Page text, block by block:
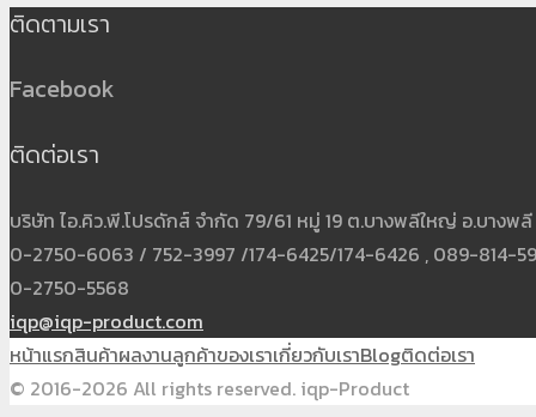
ติดตามเรา
Facebook
ติดต่อเรา
บริษัท ไอ.คิว.พี.โปรดักส์ จำกัด 79/61 หมู่ 19 ต.บางพลีใหญ่ อ.บางพ
0-2750-6063 / 752-3997 /174-6425/174-6426 , 089-814-
0-2750-5568
iqp@iqp-product.com
หน้าแรกสินค้าผลงานลูกค้าของเราเกี่ยวกับเราBlogติดต่อเรา
© 2016-2026 All rights reserved. iqp-Product